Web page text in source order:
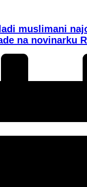
muslimani
na novinarku